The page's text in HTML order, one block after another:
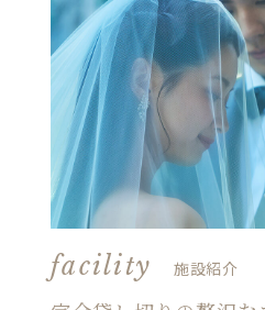
facility 施設紹介